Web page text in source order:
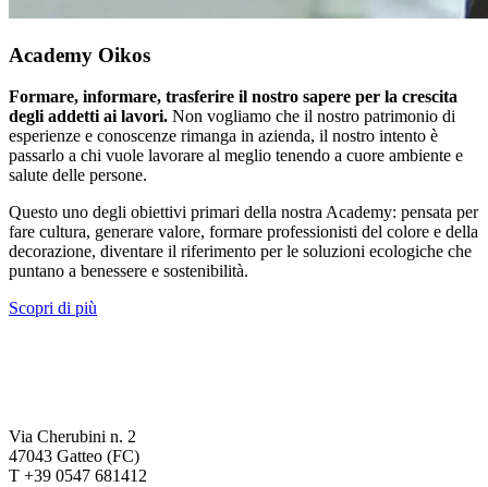
Academy Oikos
Formare, informare, trasferire il nostro sapere per la crescita
degli addetti ai lavori. Non vogliamo che il nostro patrimonio di
esperienze e conoscenze rimanga in azienda, il nostro intento è
passarlo a chi vuole lavorare al meglio tenendo a cuore ambiente e
salute delle persone.
Questo uno degli obiettivi primari della nostra Academy: pensata per
fare cultura, generare valore, formare professionisti del colore e della
decorazione, diventare il riferimento per le soluzioni ecologiche che
puntano a benessere e sostenibilità.
Scopri di più
Via Cherubini n. 2
47043 Gatteo (FC)
T +39 0547 681412